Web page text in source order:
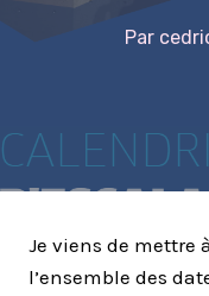
Par
Je viens de mettre
l’ensemble des